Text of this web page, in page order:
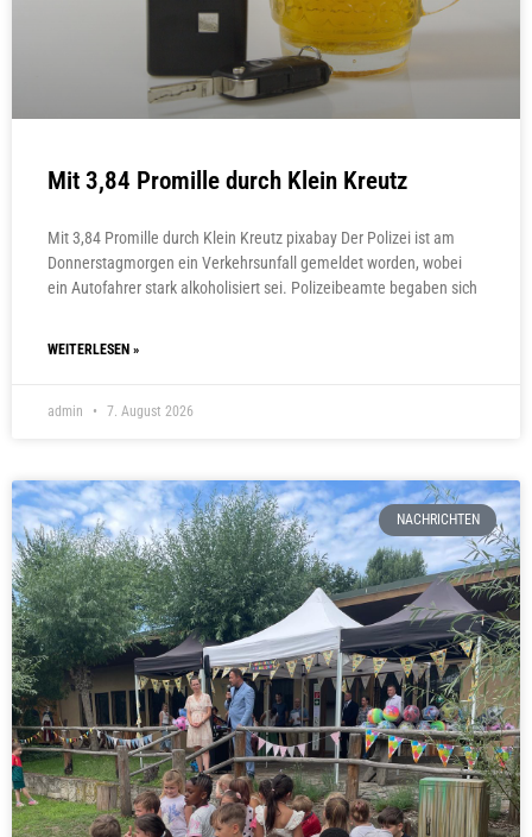
Mit 3,84 Promille durch Klein Kreutz
Mit 3,84 Promille durch Klein Kreutz pixabay Der Polizei ist am
Donnerstagmorgen ein Verkehrsunfall gemeldet worden, wobei
ein Autofahrer stark alkoholisiert sei. Polizeibeamte begaben sich
WEITERLESEN »
admin 7. August 2026
NACHRICHTEN